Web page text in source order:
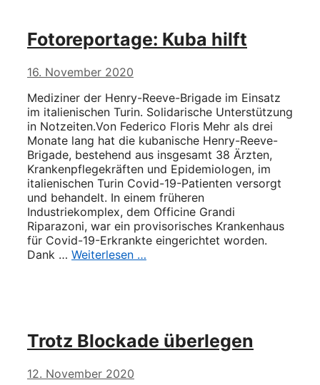
Fotoreportage: Kuba hilft
16. November 2020
Mediziner der Henry-Reeve-Brigade im Einsatz
im italienischen Turin. Solidarische Unterstützung
in Notzeiten.Von Federico Floris Mehr als drei
Monate lang hat die kubanische Henry-Reeve-
Brigade, bestehend aus insgesamt 38 Ärzten,
Krankenpflegekräften und Epidemiologen, im
italienischen Turin Covid-19-Patienten versorgt
und behandelt. In einem früheren
Industriekomplex, dem Officine Grandi
Riparazoni, war ein provisorisches Krankenhaus
für Covid-19-Erkrankte eingerichtet worden.
Dank … Weiterlesen …
Trotz Blockade überlegen
12. November 2020